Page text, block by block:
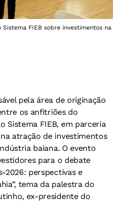
FIEB sobre investimentos na
pela área de originação
os anfitriões do
Sistema FIEB, em parceria
atração de investimentos
baiana. O evento
para o debate
2026: perspectivas e
tema da palestra do
ex-presidente do